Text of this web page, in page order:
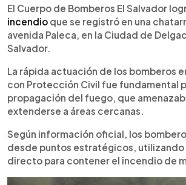
Escuchar artículo
El Cuerpo de Bomberos El Salvador
incendio que se registró en una
avenida Paleca, en la Ciudad de
Salvador.
La rápida actuación de los bomberos
con Protección Civil fue fundamental
propagación del fuego, que
extenderse a áreas cercanas.
Según información oficial, los
desde puntos estratégicos, utilizando
directo para contener el incendio de